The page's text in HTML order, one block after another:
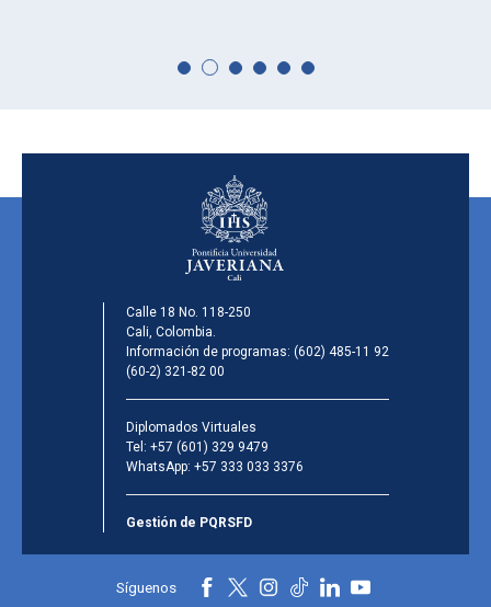
Calle 18 No. 118-250
Cali, Colombia.
Información de programas: (602) 485-11 92
(60-2) 321-82 00
Diplomados Virtuales
Tel: +57 (601) 329 9479
WhatsApp: +57 333 033 3376
Gestión de PQRSFD
Síguenos